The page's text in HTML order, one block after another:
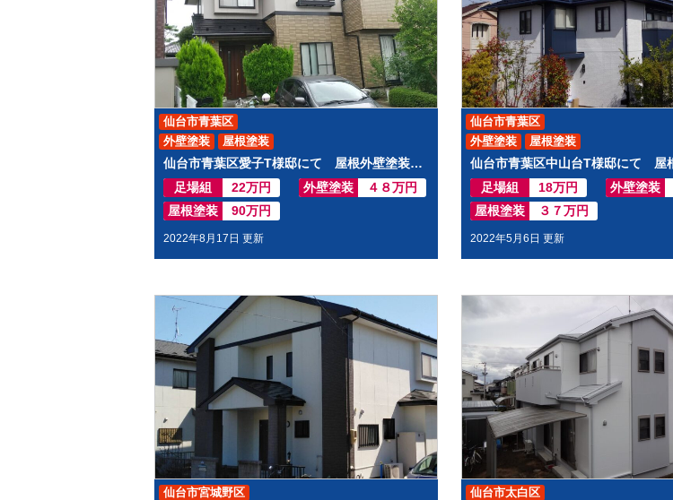
仙台市青葉区愛子T様邸にて 屋根外壁塗装工事させて頂きました
足場組
22万円 外壁塗装
４８万円
屋根塗装
90万円
2022年8月17日 更新
外壁塗装 屋根塗装
仙台市青葉区
足場組
18万円 外壁塗装
屋根塗装
３７万円
2022年5月6日 更新
外壁塗装 屋根塗装
仙台市青葉区
仙台市宮城野区 仙台市太白区